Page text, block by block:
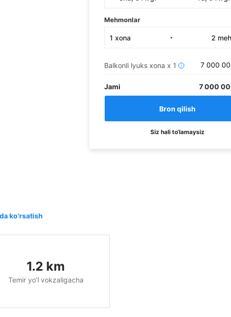
Mehmonlar
1 xona 2
Balkonli lyuks xona x 1 i 7 000
Jami 7 000
Siz hali to‘lamaysiz
ko'rsatish
1.2 km
Temir yo’l vokzaligacha